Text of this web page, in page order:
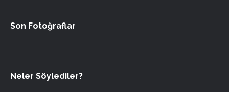
Son Fotoğraflar
Neler Söylediler?